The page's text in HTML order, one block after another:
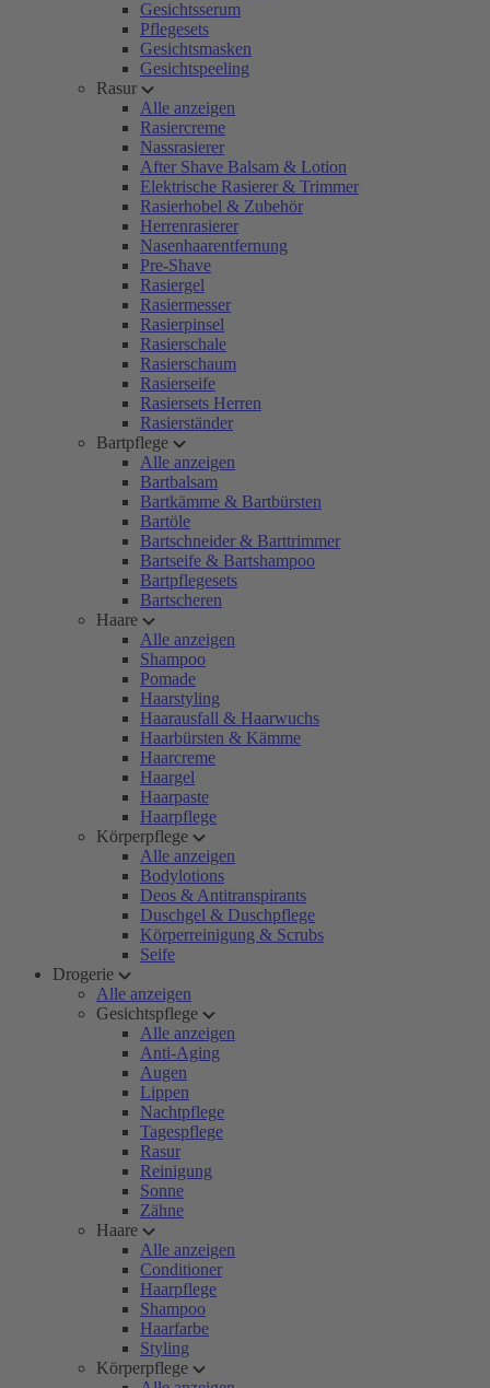
Gesichtsserum
Pflegesets
Gesichtsmasken
Gesichtspeeling
Rasur
Alle anzeigen
Rasiercreme
Nassrasierer
After Shave Balsam & Lotion
Elektrische Rasierer & Trimmer
Rasierhobel & Zubehör
Herrenrasierer
Nasenhaarentfernung
Pre-Shave
Rasiergel
Rasiermesser
Rasierpinsel
Rasierschale
Rasierschaum
Rasierseife
Rasiersets Herren
Rasierständer
Bartpflege
Alle anzeigen
Bartbalsam
Bartkämme & Bartbürsten
Bartöle
Bartschneider & Barttrimmer
Bartseife & Bartshampoo
Bartpflegesets
Bartscheren
Haare
Alle anzeigen
Shampoo
Pomade
Haarstyling
Haarausfall & Haarwuchs
Haarbürsten & Kämme
Haarcreme
Haargel
Haarpaste
Haarpflege
Körperpflege
Alle anzeigen
Bodylotions
Deos & Antitranspirants
Duschgel & Duschpflege
Körperreinigung & Scrubs
Seife
Drogerie
Alle anzeigen
Gesichtspflege
Alle anzeigen
Anti-Aging
Augen
Lippen
Nachtpflege
Tagespflege
Rasur
Reinigung
Sonne
Zähne
Haare
Alle anzeigen
Conditioner
Haarpflege
Shampoo
Haarfarbe
Styling
Körperpflege